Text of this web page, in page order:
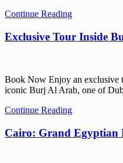
Continue Reading
Exclusive Tour Inside
Book Now Enjoy an exclusive
iconic Burj Al Arab, one of
Continue Reading
Cairo: Grand Egyptian